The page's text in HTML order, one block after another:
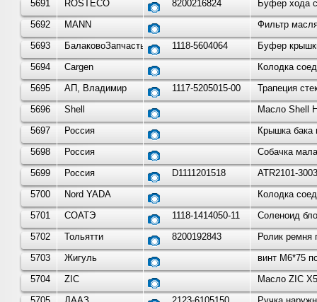
5691 ROSTECO 8200216824
Буфер хода
5692
MANN
Фильтр
5693
БалаковоЗапчасть 1118-5604064
Буфер
5694
Cargen
Колодка
5695
АП, Владимир 1117-5205015-00
Трапеция
5696
Shell
Масло Shell
5697
Россия
Крышка бака
5698
Россия
Собачка
5699
Россия D1111201518
ATR2101-
5700
Nord YADA
Колодка
5701
СОАТЭ 1118-1414050-11
Соленоид
5702
Тольятти 8200192843
Ролик ремня
5703
Жигуль
винт М6*75
5704
ZIC
Масло ZIC